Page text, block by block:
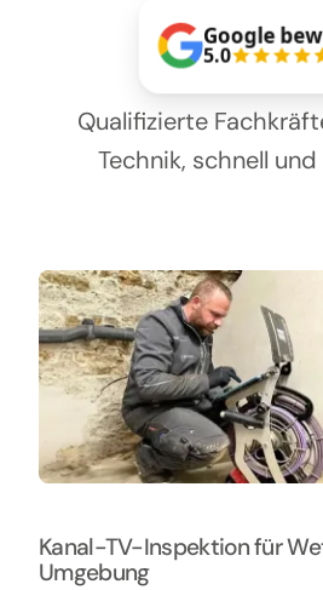
Kontakt
Google
5.0
Qualifizierte
Technik, schnell
Kanal-TV-Inspektion für
Umgebung